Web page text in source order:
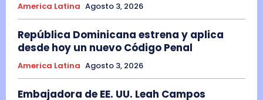
America Latina Agosto 3, 2026
República Dominicana estrena y aplica
desde hoy un nuevo Código Penal
America Latina Agosto 3, 2026
Embajadora de EE. UU. Leah Campos